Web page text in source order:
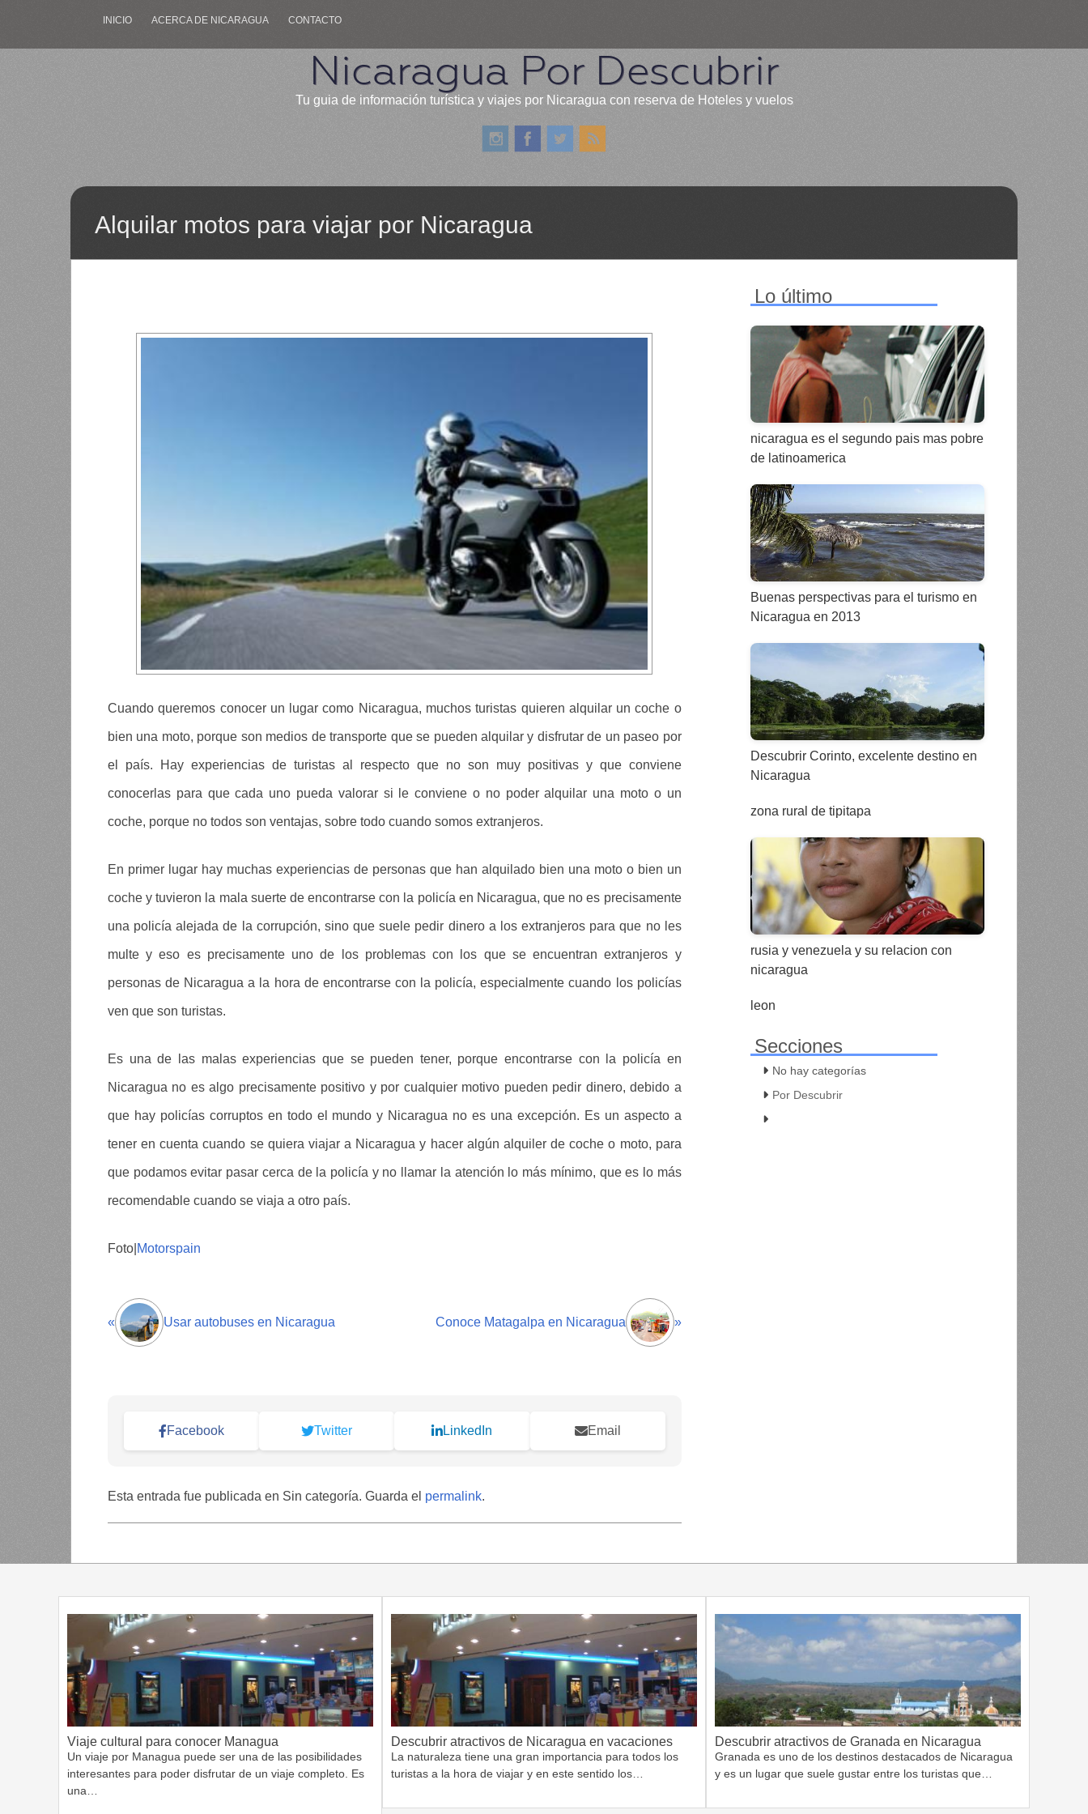
INICIO ACERCA DE NICARAGUA CONTACTO
Nicaragua Por Descubrir
Tu guia de información turística y viajes por Nicaragua con reserva de Hoteles y vuelos
Alquilar motos para viajar por Nicaragua
Cuando queremos conocer un lugar como Nicaragua, muchos turistas quieren alquilar un coche o
bien una moto, porque son medios de transporte que se pueden alquilar y disfrutar de un paseo por
el país. Hay experiencias de turistas al respecto que no son muy positivas y que conviene
conocerlas para que cada uno pueda valorar si le conviene o no poder alquilar una moto o un
coche, porque no todos son ventajas, sobre todo cuando somos extranjeros.
En primer lugar hay muchas experiencias de personas que han alquilado bien una moto o bien un
coche y tuvieron la mala suerte de encontrarse con la policía en Nicaragua, que no es precisamente
una policía alejada de la corrupción, sino que suele pedir dinero a los extranjeros para que no les
multe y eso es precisamente uno de los problemas con los que se encuentran extranjeros y
personas de Nicaragua a la hora de encontrarse con la policía, especialmente cuando los policías
ven que son turistas.
Es una de las malas experiencias que se pueden tener, porque encontrarse con la policía en
Nicaragua no es algo precisamente positivo y por cualquier motivo pueden pedir dinero, debido a
que hay policías corruptos en todo el mundo y Nicaragua no es una excepción. Es un aspecto a
tener en cuenta cuando se quiera viajar a Nicaragua y hacer algún alquiler de coche o moto, para
que podamos evitar pasar cerca de la policía y no llamar la atención lo más mínimo, que es lo más
recomendable cuando se viaja a otro país.
Foto| Motorspain
« Usar autobuses en Nicaragua Conoce Matagalpa en Nicaragua »
Facebook Twitter LinkedIn Email
Esta entrada fue publicada en Sin categoría. Guarda el permalink.
Lo último
nicaragua es el segundo pais mas pobre
de latinoamerica
Buenas perspectivas para el turismo en
Nicaragua en 2013
Descubrir Corinto, excelente destino en
Nicaragua
zona rural de tipitapa
rusia y venezuela y su relacion con
nicaragua
leon
Secciones
No hay categorías
Por Descubrir
Viaje cultural para conocer Managua
Un viaje por Managua puede ser una de las posibilidades
interesantes para poder disfrutar de un viaje completo. Es
una…
Descubrir atractivos de Nicaragua en vacaciones
La naturaleza tiene una gran importancia para todos los
turistas a la hora de viajar y en este sentido los…
Descubrir atractivos de Granada en Nicaragua
Granada es uno de los destinos destacados de Nicaragua
y es un lugar que suele gustar entre los turistas que…